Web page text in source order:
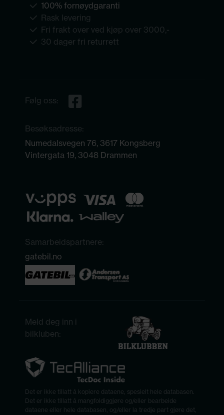
100% fornøydgaranti
Rask levering
Fri frakt over ved kjøp over 3000,-
30 dager fri returrett
Følg oss:
Besøksadresse:
Numedalsvegen 76, 3617 Kongsberg
Vintergata 19, 3048 Drammen
Samarbeidspartnere:
gatebil.no
Meld deg inn i
bilkluben:
Det er ikke tillatt å kopiere dataene, spesielt hele databasen.
Det er ikke tillatt å mangfoldiggjøre og/eller bearbeide
dataene eller hele databasen, og/eller la tredje part gjøre det,